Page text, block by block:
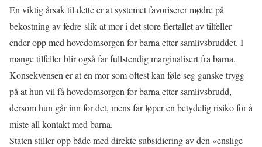
En viktig årsak til dette er at systemet favoriserer mødre på
bekostning av fedre slik at mor i det store flertallet av tilfeller
ender opp med hovedomsorgen for barna etter samlivsbruddet. I
mange tilfeller blir også far fullstendig marginalisert fra barna.
Konsekvensen er at en mor som oftest kan føle seg ganske trygg
på at hun vil få hovedomsorgen for barna etter samlivsbrudd,
dersom hun går inn for det, mens far løper en betydelig risiko for å
miste all kontakt med barna.
Staten stiller opp både med direkte subsidiering av den «enslige